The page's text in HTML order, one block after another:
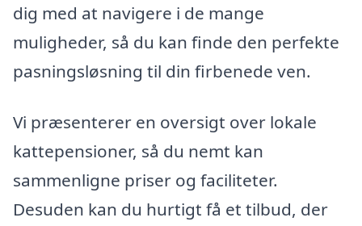
dig med at navigere i de mange
muligheder, så du kan finde den perfekte
pasningsløsning til din firbenede ven.
Vi præsenterer en oversigt over lokale
kattepensioner, så du nemt kan
sammenligne priser og faciliteter.
Desuden kan du hurtigt få et tilbud, der